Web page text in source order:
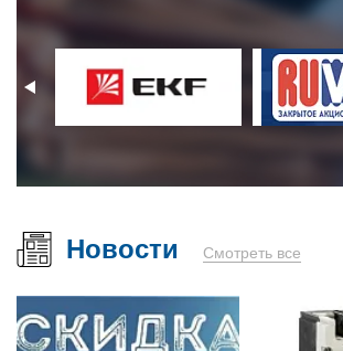
Новости Смотреть все